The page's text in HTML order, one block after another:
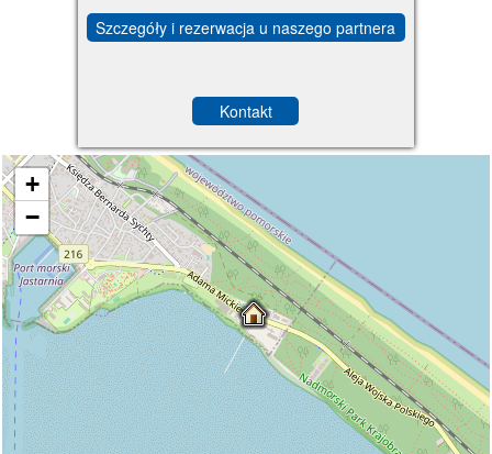
Szczegóły i rezerwacja u naszego partnera
Kontakt
+
−